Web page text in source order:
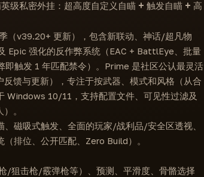
激活键绑定
视野控制（0–180°）
可见性筛选
骨骼选择系统
跳过机器人（NPC）
🔥玩家信息🔥
段位显示
🔥安全区透视🔥
安全区距离
安全区内外指示器
容器透视
显示掉落物品
普通（灰色）
密外挂：超高度自定义自瞄 + 触发自瞄 + 高
（v39.20+ 更新），包含新联动、神话/超凡物
Epic 强化的反作弊系统（EAC + BattlEye、批量
触发 1 年匹配禁令）。Prime 是社区公认最灵活
馈与更新），专注于按武器、模式和风格（从合
Windows 10/11，支持配置文件、可见性过滤及
。
磁吸式触发、全面的玩家/战利品/安全区透视、
排位、公开匹配、Zero Build）。
/狙击枪/霰弹枪等）、预测、平滑度、骨骼选择